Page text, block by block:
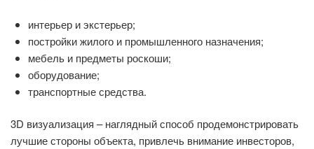
интерьер и экстерьер;
постройки жилого и промышленного назначения;
мебель и предметы роскоши;
оборудование;
транспортные средства.
3D визуализация – наглядный способ продемонстрировать
лучшие стороны объекта, привлечь внимание инвесторов,